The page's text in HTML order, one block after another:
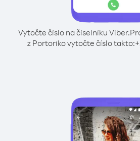
Vytočte číslo na číselníku Viber.
z Portoriko vytočte číslo takto:+